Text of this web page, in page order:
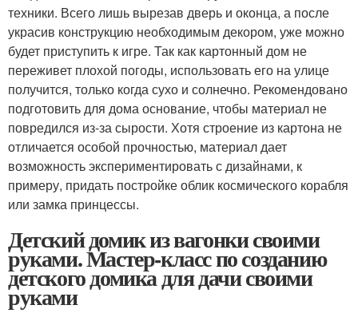
техники. Всего лишь вырезав дверь и оконца, а после
украсив конструкцию необходимым декором, уже можно
будет приступить к игре. Так как картонный дом не
переживет плохой погоды, использовать его на улице
получится, только когда сухо и солнечно. Рекомендовано
подготовить для дома основание, чтобы материал не
повредился из-за сырости. Хотя строение из картона не
отличается особой прочностью, материал дает
возможность экспериментировать с дизайнами, к
примеру, придать постройке облик космического корабля
или замка принцессы.
Детский домик из вагонки своими
руками. Мастер-класс по созданию
детского домика для дачи своими
руками